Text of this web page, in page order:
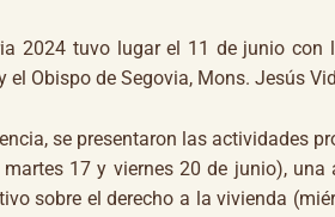
tuvo lugar el 11 de junio con la
el Obispo de Segovia, Mons. Jesús
se presentaron las actividades
17 y viernes 20 de junio),
sobre el derecho a la vivienda